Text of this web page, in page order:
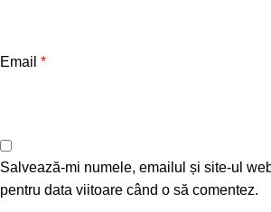
Email *
Salvează-mi numele, emailul și site-ul
pentru data viitoare când o să comentez.